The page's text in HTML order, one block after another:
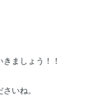
ましょう！！
いね。